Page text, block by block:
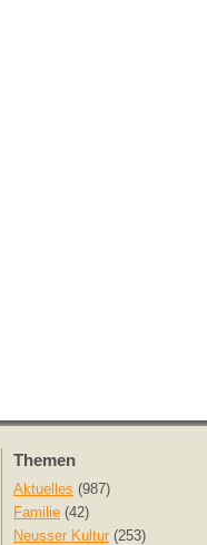
Themen
Aktuelles (987)
Familie (42)
Neusser Kultur (253)